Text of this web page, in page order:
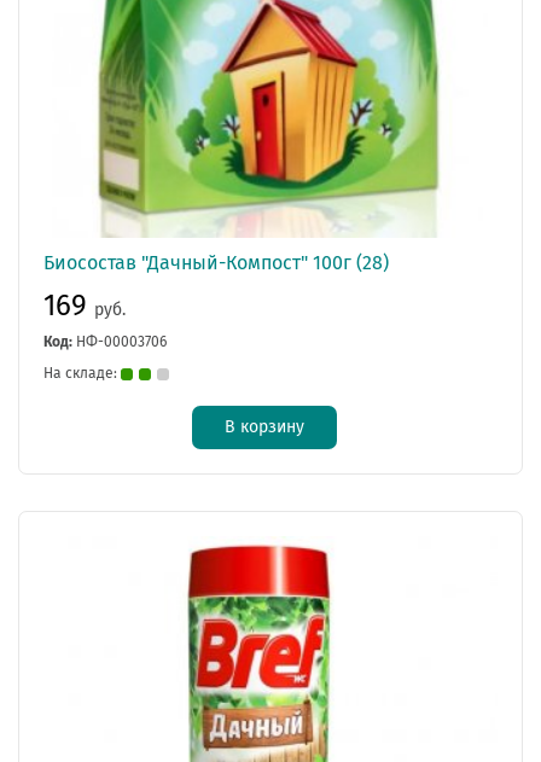
Биосостав "Дачный-Компост" 100г (28)
169 руб.
Код: НФ-00003706
На складе:
В корзину